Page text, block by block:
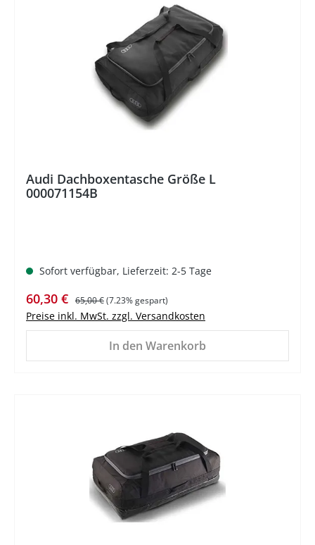
Audi Dachboxentasche Größe L
000071154B
Sofort verfügbar, Lieferzeit: 2-5 Tage
Verkaufspreis:
60,30 € Regulärer Preis:
65,00 €(7.23% gespart)
Preise inkl. MwSt. zzgl. Versandkosten
In den Warenkorb